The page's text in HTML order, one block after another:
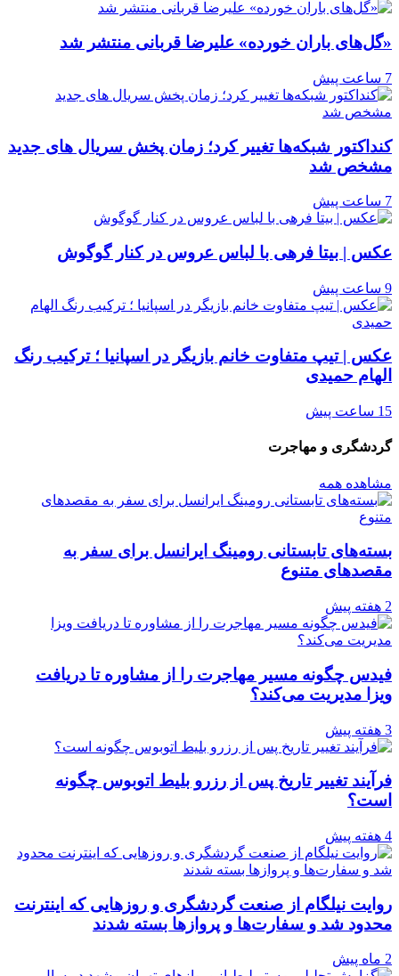
«گل‌های باران خورده» علیرضا قربانی منتشر شد
7 ساعت پیش
کنداکتور شبکه‌ها تغییر کرد؛ زمان پخش سریال های جدید
مشخص شد
7 ساعت پیش
عکس | بیتا فرهی با لباس عروس در کنار گوگوش
9 ساعت پیش
عکس | تیپ متفاوت خانم بازیگر در اسپانیا ؛ ترکیب رنگ
الهام حمیدی
15 ساعت پیش
گردشگری و مهاجرت
مشاهده همه
بسته‌های تابستانی رومینگ ایرانسل برای سفر به
مقصدهای متنوع
2 هفته پیش
فیدس چگونه مسیر مهاجرت را از مشاوره تا دریافت
ویزا مدیریت می‌کند؟
3 هفته پیش
فرآیند تغییر تاریخ پس از رزرو بلیط اتوبوس چگونه
است؟
4 هفته پیش
روایت نیلگام از صنعت گردشگری و روزهایی که اینترنت
محدود شد و سفارت‌ها و پروازها بسته شدند
2 ماه پیش